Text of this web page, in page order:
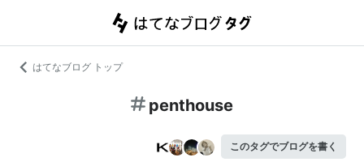
はてなブログ トップ
penthouse
このタグでブログを書く